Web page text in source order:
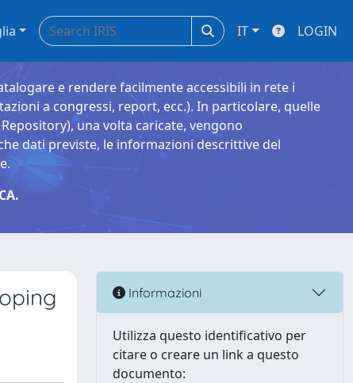
IT LOGIN
e rendere facilmente accessibili in rete i
a congressi, report, ecc.). In particolare, quelle
una volta caricate, vengono
dati previste, le informazioni descrittive del
Informazioni
Utilizza questo identificativo per
citare o creare un link a questo
documento: